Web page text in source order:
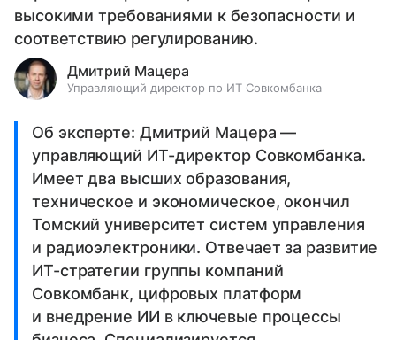
высокими требованиями к безопасности и
соответствию регулированию.
Дмитрий Мацера
Управляющий директор по ИТ Совкомбанка
Об эксперте: Дмитрий Мацера —
управляющий ИТ-директор Совкомбанка.
Имеет два высших образования,
техническое и экономическое, окончил
Томский университет систем управления
и радиоэлектроники. Отвечает за развитие
ИТ-стратегии группы компаний
Совкомбанк, цифровых платформ
и внедрение ИИ в ключевые процессы